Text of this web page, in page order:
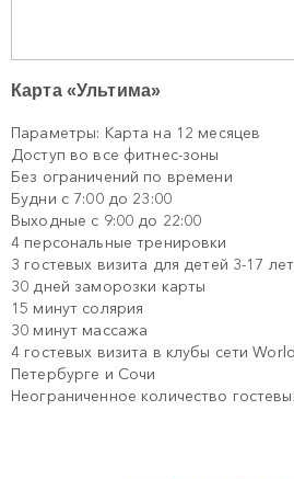
Карта «Ультима»
Параметры: Карта на 12 месяцев
Доступ во все фитнес-зоны
Без ограничений по времени
Будни с 7:00 до 23:00
Выходные с 9:00 до 22:00
4 персональные тренировки
3 гостевых визита для детей 3-17 лет
30 дней заморозки карты
15 минут солярия
30 минут массажа
4 гостевых визита в клубы сети
Петербурге и Сочи
Неограниченное количество